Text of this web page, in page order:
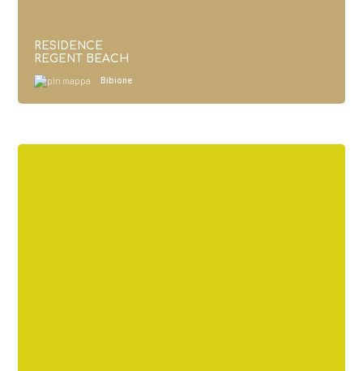
RESIDENCE
REGENT BEACH
Bibione